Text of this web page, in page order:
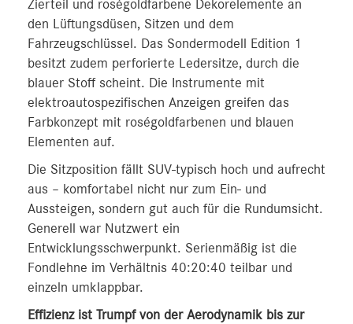
Zierteil und roségoldfarbene Dekorelemente an
den Lüftungsdüsen, Sitzen und dem
Fahrzeugschlüssel. Das Sondermodell Edition 1
besitzt zudem perforierte Ledersitze, durch die
blauer Stoff scheint. Die Instrumente mit
elektroautospezifischen Anzeigen greifen das
Farbkonzept mit roségoldfarbenen und blauen
Elementen auf.
Die Sitzposition fällt SUV-typisch hoch und aufrecht
aus – komfortabel nicht nur zum Ein- und
Aussteigen, sondern gut auch für die Rundumsicht.
Generell war Nutzwert ein
Entwicklungsschwerpunkt. Serienmäßig ist die
Fondlehne im Verhältnis 40:20:40 teilbar und
einzeln umklappbar.
Effizienz ist Trumpf von der Aerodynamik bis zur